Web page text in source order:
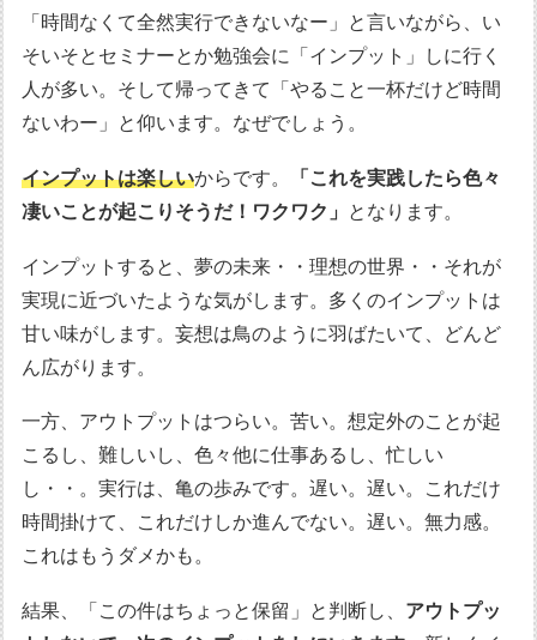
「時間なくて全然実行できないなー」と言いながら、い
そいそとセミナーとか勉強会に「インプット」しに行く
人が多い。そして帰ってきて「やること一杯だけど時間
ないわー」と仰います。なぜでしょう。
インプットは楽しいからです。
「これを実践したら色々
凄いことが起こりそうだ！ワクワク」 となります。
インプットすると、夢の未来・・理想の世界・・それが
実現に近づいたような気がします。多くのインプットは
甘い味がします。妄想は鳥のように羽ばたいて、どんど
ん広がります。
一方、アウトプットはつらい。苦い。想定外のことが起
こるし、難しいし、色々他に仕事あるし、忙しい
し・・。実行は、亀の歩みです。遅い。遅い。これだけ
時間掛けて、これだけしか進んでない。遅い。無力感。
これはもうダメかも。
結果、「この件はちょっと保留」と判断し、 アウトプッ